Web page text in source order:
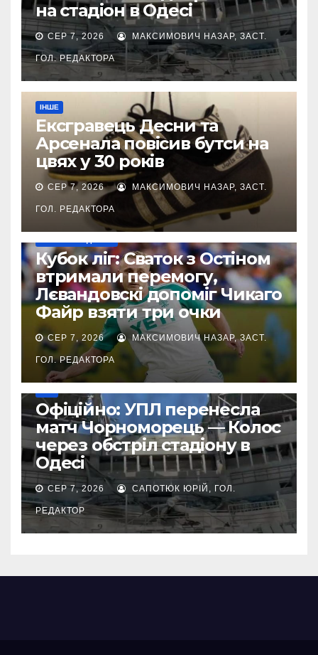
на стадіон в Одесі
СЕР 7, 2026 МАКСИМОВИЧ НАЗАР, ЗАСТ.
ГОЛ. РЕДАКТОРА
ІНШЕ
Ексгравець Десни та
Арсенала повісив бутси на
цвях у 30 років
СЕР 7, 2026 МАКСИМОВИЧ НАЗАР, ЗАСТ.
ГОЛ. РЕДАКТОРА
Кубок ліг: Сваток з Остіном
втримали перемогу,
Лєвандовскі допоміг Чикаго
Файр взяти три очки
СЕР 7, 2026 МАКСИМОВИЧ НАЗАР, ЗАСТ.
ГОЛ. РЕДАКТОРА
Офіційно: УПЛ перенесла
матч Чорноморець — Колос
через обстріл стадіону в
Одесі
СЕР 7, 2026 САПОТЮК ЮРІЙ, ГОЛ.
РЕДАКТОР